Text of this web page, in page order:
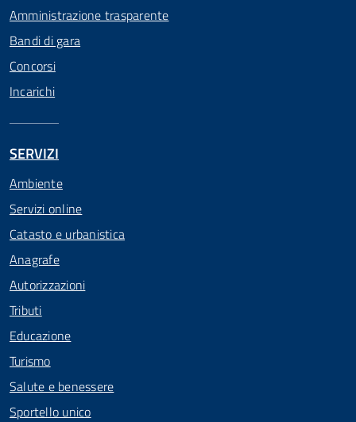
Amministrazione trasparente
Bandi di gara
Concorsi
Incarichi
SERVIZI
Ambiente
Servizi online
Catasto e urbanistica
Anagrafe
Autorizzazioni
Tributi
Educazione
Turismo
Salute e benessere
Sportello unico